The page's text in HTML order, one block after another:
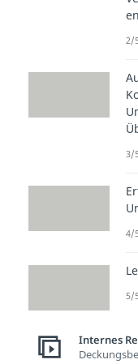
en
2/
3/
4/
5/
Internes